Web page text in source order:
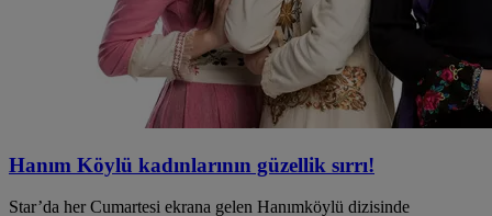
Hanım Köylü kadınlarının güzellik sırrı!
Star’da her Cumartesi ekrana gelen Hanımköylü dizisinde